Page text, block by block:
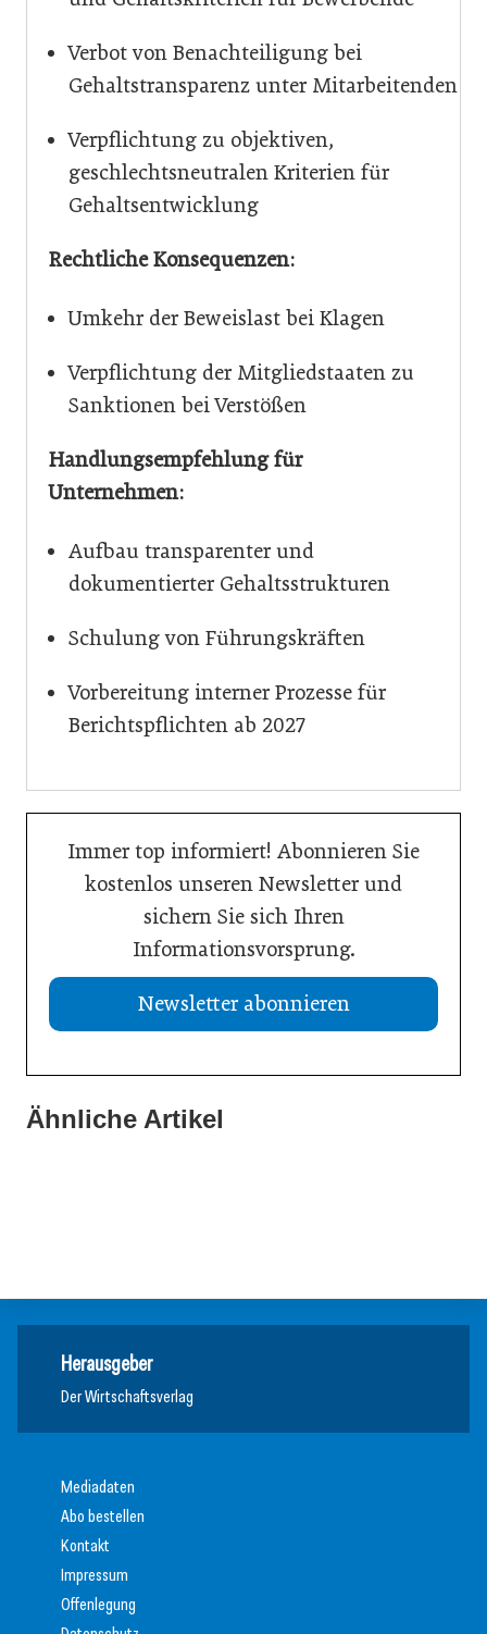
Verbot von Benachteiligung bei
Gehaltstransparenz unter Mitarbeitenden
Verpflichtung zu objektiven,
geschlechtsneutralen Kriterien für
Gehaltsentwicklung
Rechtliche Konsequenzen:
Umkehr der Beweislast bei Klagen
Verpflichtung der Mitgliedstaaten zu
Sanktionen bei Verstößen
Handlungsempfehlung für
Unternehmen:
Aufbau transparenter und
dokumentierter Gehaltsstrukturen
Schulung von Führungskräften
Vorbereitung interner Prozesse für
Berichtspflichten ab 2027
Immer top informiert! Abonnieren Sie
kostenlos unseren Newsletter und
sichern Sie sich Ihren
Informationsvorsprung.
Newsletter abonnieren
Ähnliche Artikel
21. Juli 2026
Herausgeber
Der Wirtschaftsverlag
Mediadaten
Abo bestellen
Kontakt
Impressum
Offenlegung